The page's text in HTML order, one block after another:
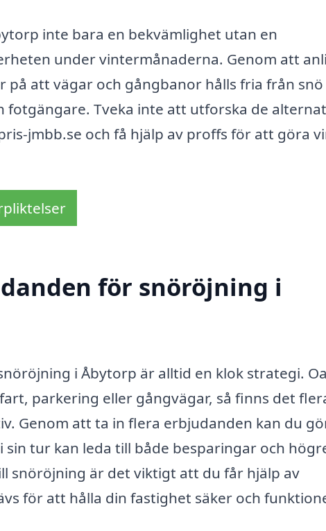
inte bara en bekvämlighet utan en
under vintermånaderna. Genom att
på att vägar och gångbanor hålls fria från snö
Tveka inte att utforska de
jmbb.se och få hjälp av proffs för att göra
för snöröjning i
i Åbytorp är alltid en klok strategi.
parkering eller gångvägar, så finns det
Genom att ta in flera erbjudanden kan du
tur kan leda till både besparingar och
snöröjning är det viktigt att du får hjälp av
för att hålla din fastighet säker och